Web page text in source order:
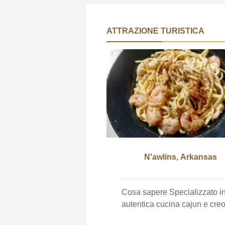
ATTRAZIONE TURISTICA
N'awlins, Arkansas
Cosa sapere Specializzato in
autentica cucina cajun e